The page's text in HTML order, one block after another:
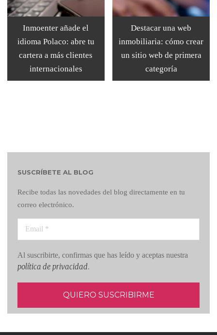
Inmoenter añade el
idioma Polaco: abre tu
cartera a más clientes
internacionales
Destacar una web
inmobiliaria: cómo crear
un sitio web de primera
categoría
SUSCRÍBETE AL BLOG
Recibe todas las novedades del blog directamente en tu
correo electrónico.
Al suscribirte, confirmas que has leído y aceptas nuestra
política de privacidad.